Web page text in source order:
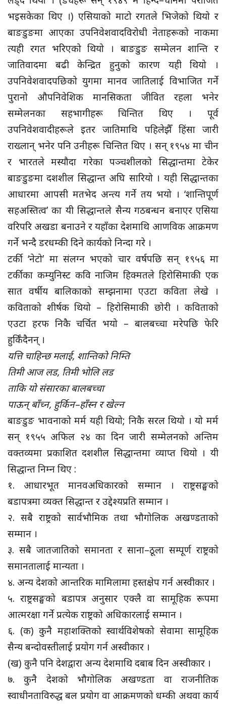
भइसकेका थिए ।) एसियाको माटो रगतले भिजेको थियो र
बाङडुङमा आएका उपनिवेशवादविरोधी नेताहरूको नाकमा
त्यही रगत भरिएको थियो । बाङडुङ सम्मेलन शान्ति र
जातिवादमा बढी केन्द्रित हुनुको कारण यही थियो ।
उपनिवेशवादपछिको युगमा मानव जातिलाई विभाजित गर्ने
पुरानो औपनिवेशिक मानसिकता जीवित रहला भनेर
सम्मेलनका सहभागीहरू चिन्तित थिए । पूर्व
उपनिवेशवादीहरूले इतर जातिमाथि पहिलेझैँ हिंसा जारी
राख्लान् भनेर पनि उनीहरू चिन्तित थिए । सन् १९५४ मा चीन
र भारतले मस्यौदा गरेका पञ्चशीलको सिद्धान्तमा टेकेर
बाङडुङमा दशशील सिद्धान्त अघि सारियो । यही सिद्धान्तका
आधारमा आपसी मतभेद अन्त्य गर्ने तय भयो । ‘शान्तिपूर्ण
सहअस्तित्व’ का यी सिद्धान्तले सैन्य गठबन्धन बनाएर एसिया
वरिपरि अखडा बनाउने र यहाँका देशमाथि आणविक आक्रमण
गर्ने भन्दै डरधम्की दिने कार्यको निन्दा गरे ।
टर्की ‘नेटो’ मा संलग्न भएको चार वर्षपछि सन् १९५६ मा
टर्कीका कम्युनिस्ट कवि नाजिम हिक्मतले हिरोसिमाकी एक
सात वर्षीय बालिकाको सम्झनामा एउटा कविता लेखे ।
कविताको शीर्षक थियो – हिरोसिमाकी छोरी । कविताको
एउटा हरफ निकै चर्चित भयो – बालबच्चा मरेपछि फेरि
हुर्किँदैनन् ।
यत्ति चाहिन्छ मलाई, शान्तिको निम्ति
तिमी आज लड, तिमी भोलि लड
ताकि यो संसारका बालबच्चा
पाऊन् बाँच्न, हुर्किन–हाँस्न र खेल्न
बाङडुङ भावनाको मर्म यही थियो; निकै सरल थियो । यो मर्म
सन् १९५५ अफिल २४ का दिन जारी सम्मेलनको अन्तिम
वक्तव्यमा प्रकाशित दशशील सिद्धान्तमा व्याप्त थियो । यी
सिद्धान्त निम्न थिए :
१. आधारभूत मानवअधिकारको सम्मान । राष्ट्रसङ्घको
बडापत्रमा व्यक्त सिद्धान्त र उद्देश्यप्रति सम्मान ।
२. सबै राष्ट्रको सार्वभौमिक तथा भौगोलिक अखण्डताको
सम्मान ।
३. सबै जातजातिको समानता र साना–ठूला सम्पूर्ण राष्ट्रको
समानतालाई मान्यता ।
४. अन्य देशको आन्तरिक मामिलामा हस्तक्षेप गर्न अस्वीकार ।
५. राष्ट्रसङ्घको बडापत्र अनुसार एक्लै वा सामूहिक रूपमा
आत्मरक्षा गर्ने प्रत्येक राष्ट्रको अधिकारलाई सम्मान ।
६. (क) कुनै महाशक्तिको स्वार्थविशेषको सेवामा सामूहिक
सैन्य बन्दोवस्तीलाई प्रयोग गर्न अस्वीकार ।
(ख) कुनै पनि देशद्वारा अन्य देशमाथि दबाब दिन अस्वीकार ।
७. कुनै देशको भौगोलिक अखण्डता वा राजनीतिक
स्वाधीनताविरुद्ध बल प्रयोग वा आक्रमणको धम्की अथवा कार्य